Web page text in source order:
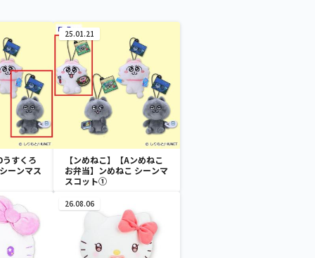
すくろ
ーンマス
25.01.21
【ンめねこ】【Aンめねこ
お弁当】ンめねこ シーンマ
スコット①
26.08.06